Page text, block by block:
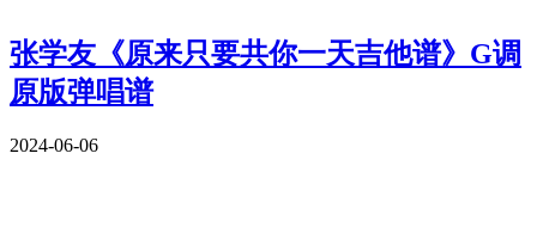
张学友《原来只要共你一天吉他谱》G调
原版弹唱谱
2024-06-06